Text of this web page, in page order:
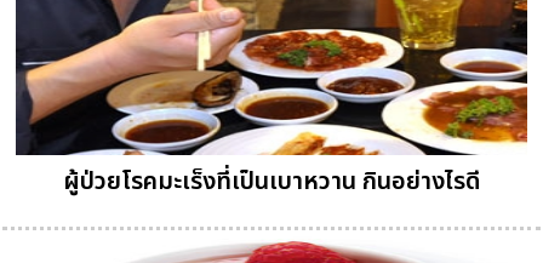
ผู้ป่วยโรคมะเร็งที่เป็นเบาหวาน กินอย่างไรดี